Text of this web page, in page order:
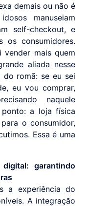
demais ou não é
manuseiam
self-checkout, e
consumidores.
mais quem
aliada nesse
do romã: se eu sei
eu vou comprar,
naquele
a loja física
o consumidor,
Essa é uma
garantindo
a experiência do
A integração